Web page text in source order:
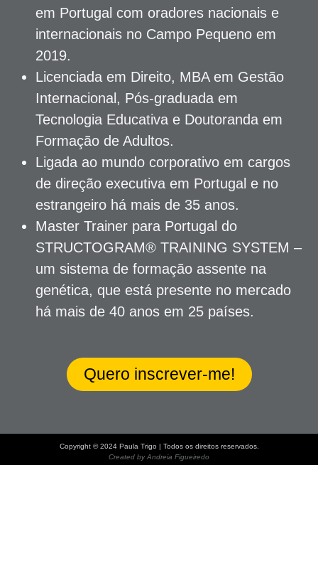
em Portugal com oradores nacionais e
internacionais no Campo Pequeno em
2019.
Licenciada em Direito, MBA em Gestão
Internacional, Pós-graduada em
Tecnologia Educativa e Doutoranda em
Formação de Adultos.
Ligada ao mundo corporativo em cargos
de direção executiva em Portugal e no
estrangeiro há mais de 35 anos.
Master Trainer para Portugal do
STRUCTOGRAM® TRAINING SYSTEM –
um sistema de formação assente na
genética, que está presente no mercado
há mais de 40 anos em 25 países.
Quero inscrever-me!
Copyright © 2024 Paula Trigo | Todos os direitos reservados.
Created byAndreia Figueiredo